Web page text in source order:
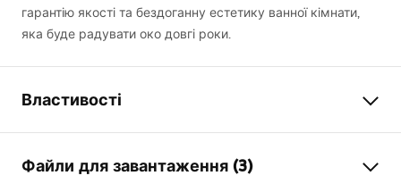
гарантію якості та бездоганну естетику ванної кімнати,
яка буде радувати око довгі роки.
Властивості
Колір
матове золото
Файли для завантаження (3)